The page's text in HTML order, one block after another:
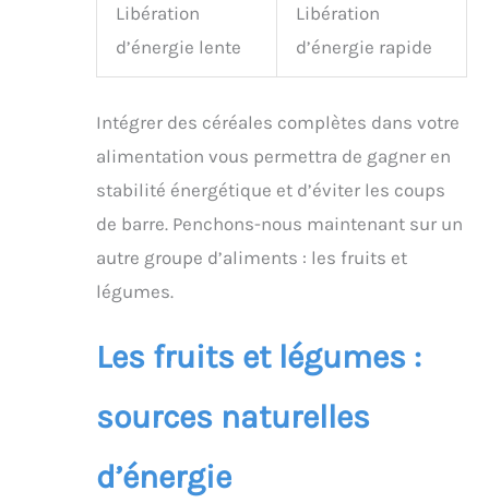
Libération
d’énergie lente
Libération
d’énergie rapide
Intégrer des céréales complètes dans votre
alimentation vous permettra de gagner en
stabilité énergétique et d’éviter les coups
de barre. Penchons-nous maintenant sur un
autre groupe d’aliments : les fruits et
légumes.
Les fruits et légumes :
sources naturelles
d’énergie